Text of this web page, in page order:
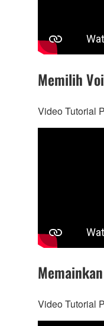
Memilih
Video Tutorial
Video Tutorial